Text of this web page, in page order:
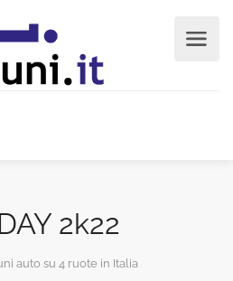
2k22
auto su 4 ruote in Italia